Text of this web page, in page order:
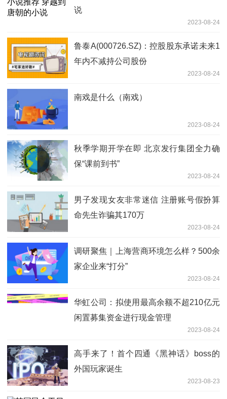
说
2023-08-24
鲁泰A(000726.SZ)：控股股东承诺未来1
年内不减持公司股份
2023-08-24
南戏是什么（南戏）
2023-08-24
秋季学期开学在即 北京发行集团全力确
保“课前到书”
2023-08-24
男子发现女友非常迷信 注册账号假扮算
命先生诈骗其170万
2023-08-24
调研聚焦｜上海营商环境怎么样？500余
家企业来“打分”
2023-08-24
华虹公司：拟使用最高余额不超210亿元
闲置募集资金进行现金管理
2023-08-24
高手来了！首个四通《黑神话》boss的
外国玩家诞生
2023-08-23